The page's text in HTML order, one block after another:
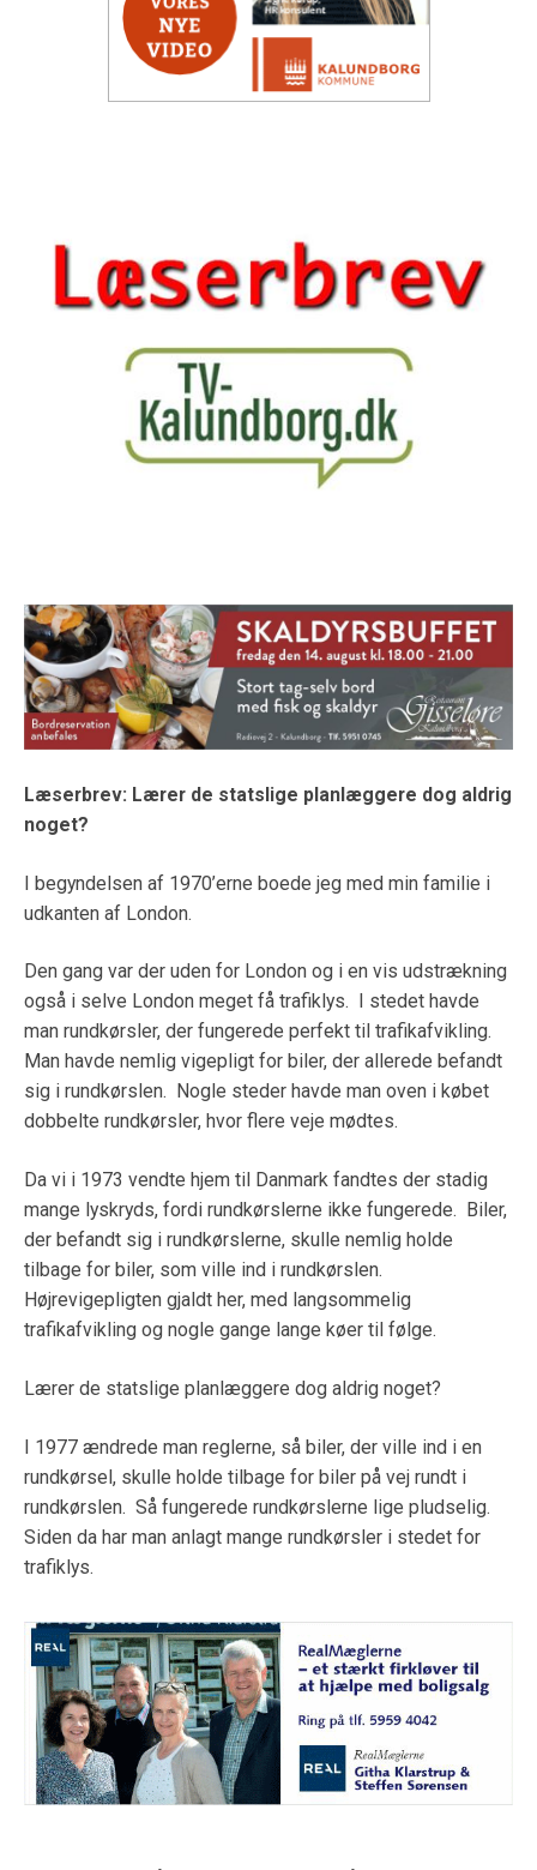
Læserbrev: Lærer de statslige planlæggere dog aldrig
noget?
I begyndelsen af 1970’erne boede jeg med min familie i
udkanten af London.
Den gang var der uden for London og i en vis udstrækning
også i selve London meget få trafiklys. I stedet havde
man rundkørsler, der fungerede perfekt til trafikafvikling.
Man havde nemlig vigepligt for biler, der allerede befandt
sig i rundkørslen. Nogle steder havde man oven i købet
dobbelte rundkørsler, hvor flere veje mødtes.
Da vi i 1973 vendte hjem til Danmark fandtes der stadig
mange lyskryds, fordi rundkørslerne ikke fungerede. Biler,
der befandt sig i rundkørslerne, skulle nemlig holde
tilbage for biler, som ville ind i rundkørslen.
Højrevigepligten gjaldt her, med langsommelig
trafikafvikling og nogle gange lange køer til følge.
Lærer de statslige planlæggere dog aldrig noget?
I 1977 ændrede man reglerne, så biler, der ville ind i en
rundkørsel, skulle holde tilbage for biler på vej rundt i
rundkørslen. Så fungerede rundkørslerne lige pludselig.
Siden da har man anlagt mange rundkørsler i stedet for
trafiklys.